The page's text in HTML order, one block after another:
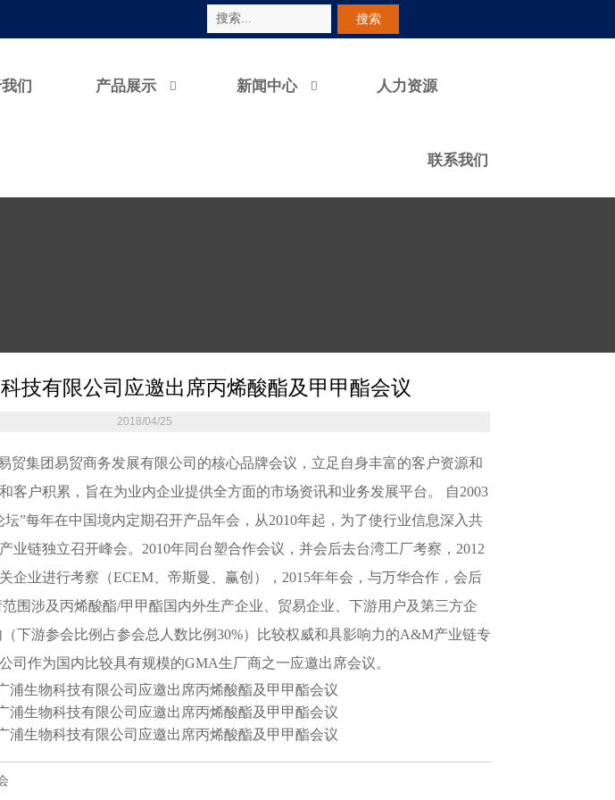
搜索
们 产品展示  新闻中心  人力资源
联系我们
技有限公司应邀出席丙烯酸酯及甲甲酯会议
2018/04/25
贸集团易贸商务发展有限公司的核心品牌会议，立足自身丰富的客户资源和
客户积累，旨在为业内企业提供全方面的市场资讯和业务发展平台。 自2003
”每年在中国境内定期召开产品年会，从2010年起，为了使行业信息深入共
业链独立召开峰会。2010年同台塑合作会议，并会后去台湾工厂考察，2012
企业进行考察（ECEM、帝斯曼、赢创），2015年年会，与万华合作，会后
围涉及丙烯酸酯/甲甲酯国内外生产企业、贸易企业、下游用户及第三方企
下游参会比例占参会总人数比例30%）比较权威和具影响力的A&M产业链专
司作为国内比较具有规模的GMA生厂商之一应邀出席会议。